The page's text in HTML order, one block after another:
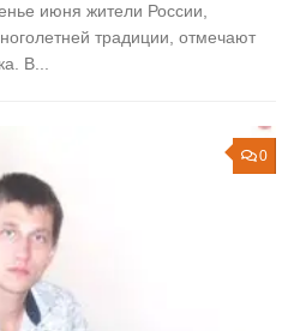
июня жители России,
традиции, отмечают
В...
0